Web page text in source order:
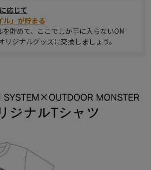
応じて
ル」が貯まる
を貯めて、ここでしか手に入らないOM
リジナルグッズに交換しましょう。